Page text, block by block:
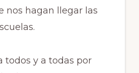
nos hagan llegar las
todos y a todas por